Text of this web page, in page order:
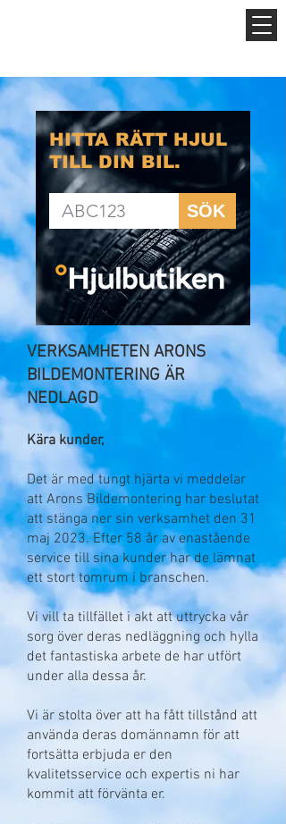
HITTA RÄTT HJUL
TILL DIN BIL.
SÖK
VERKSAMHETEN ARONS
BILDEMONTERING ÄR
NEDLAGD
Kära kunder,
Det är med tungt hjärta vi meddelar
att Arons Bildemontering har beslutat
att stänga ner sin verksamhet den 31
maj 2023. Efter 58 år av enastående
service till sina kunder har de lämnat
ett stort tomrum i branschen.
Vi vill ta tillfället i akt att uttrycka vår
sorg över deras nedläggning och hylla
det fantastiska arbete de har utfört
under alla dessa år.
Vi är stolta över att ha fått tillstånd att
använda deras domännamn för att
fortsätta erbjuda er den
kvalitetsservice och expertis ni har
kommit att förvänta er.